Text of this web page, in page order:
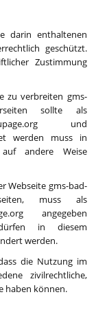
darin enthaltenen
geschützt.
Zustimmung
zu verbreiten gms-
sollte als
und
werden muss in
andere Weise
Webseite gms-bad-
muss als
angegeben
in diesem
werden.
die Nutzung im
zivilrechtliche,
haben können.